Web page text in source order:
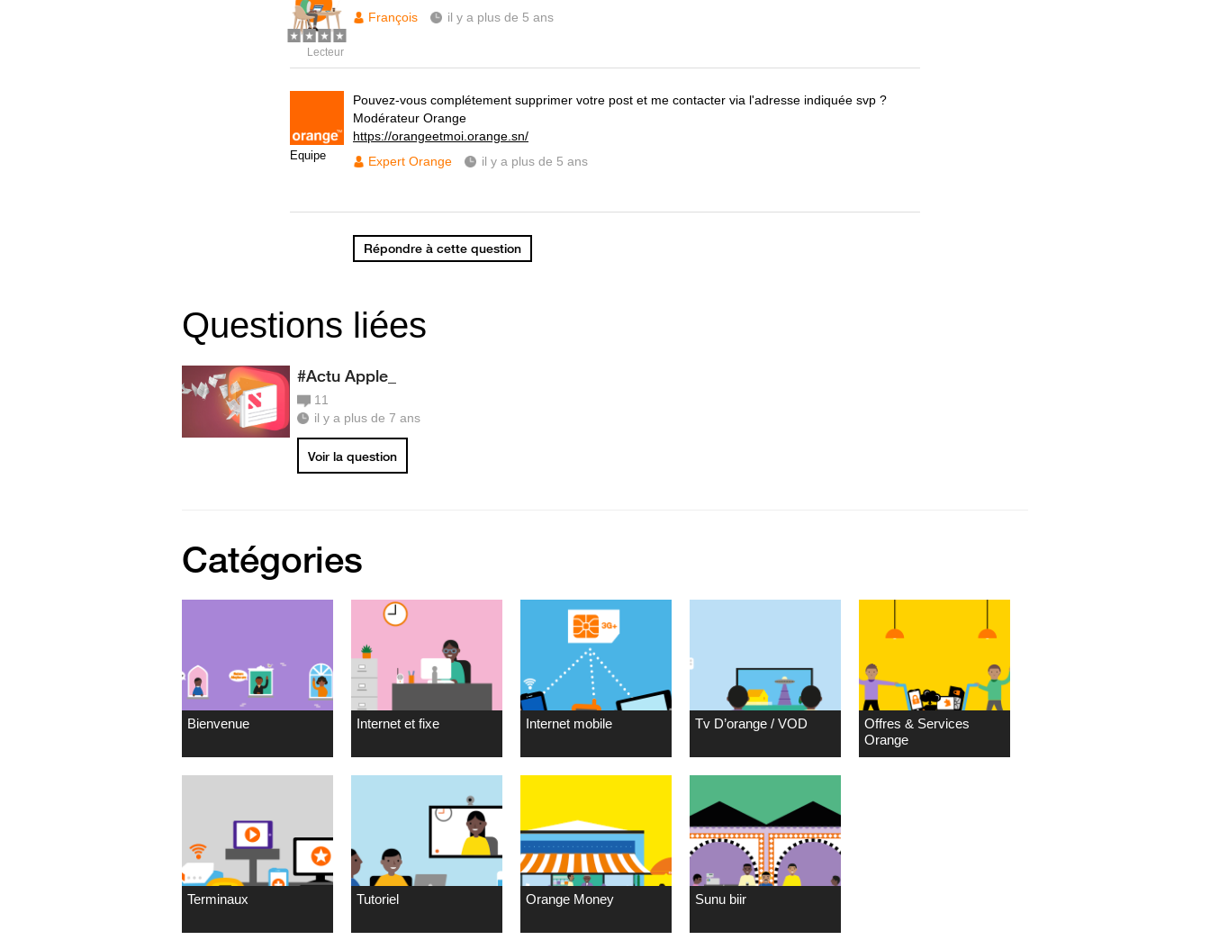
Lecteur
François
il y a plus de 5 ans
Equipe
Pouvez-vous complétement supprimer votre post et me contacter via l'adresse indiquée svp ?
Modérateur Orange
https://orangeetmoi.orange.sn/
Expert Orange
il y a plus de 5 ans
Répondre à cette question
Questions liées
#Actu Apple_
11
il y a plus de 7 ans
Voir la question
Catégories
Bienvenue Internet et fixe Internet mobile Tv D’orange / VOD
Offres & Services
Orange
Terminaux Tutoriel Orange Money Sunu biir